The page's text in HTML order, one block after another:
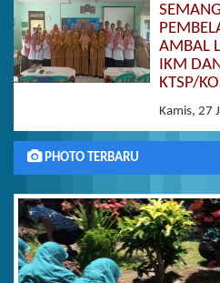
AMBAL
IKM
KTSP/
Kamis, 27
PHOTO TERBARU